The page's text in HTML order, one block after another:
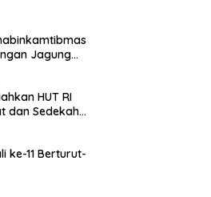
Jagung
HUT RI
dan Sedekah
ke-11 Berturut-